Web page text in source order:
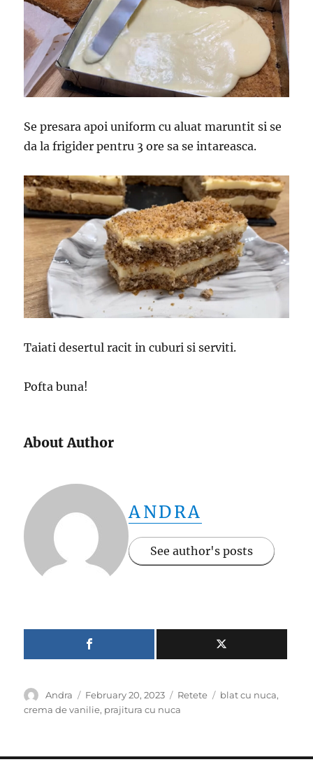
Se presara apoi uniform cu aluat maruntit si se
da la frigider pentru 3 ore sa se intareasca.
Taiati desertul racit in cuburi si serviti.
Pofta buna!
About Author
ANDRA
See author's posts
Author
Andra
Posted
on
February 20, 2023 Categories
Retete Tags
blat cu nuca,
crema de vanilie, prajitura cu nuca